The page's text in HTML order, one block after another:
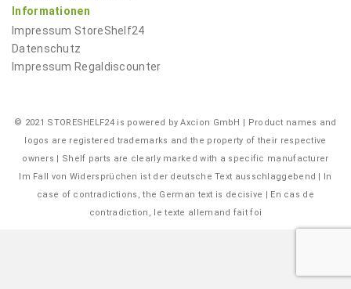
Informationen
Impressum StoreShelf24
Datenschutz
Impressum Regaldiscounter
© 2021 STORESHELF24 is powered by Axcion GmbH | Product names and
logos are registered trademarks and the property of their respective
owners | Shelf parts are clearly marked with a specific manufacturer
Im Fall von Widersprüchen ist der deutsche Text ausschlaggebend | In
case of contradictions, the German text is decisive | En cas de
contradiction, le texte allemand fait foi